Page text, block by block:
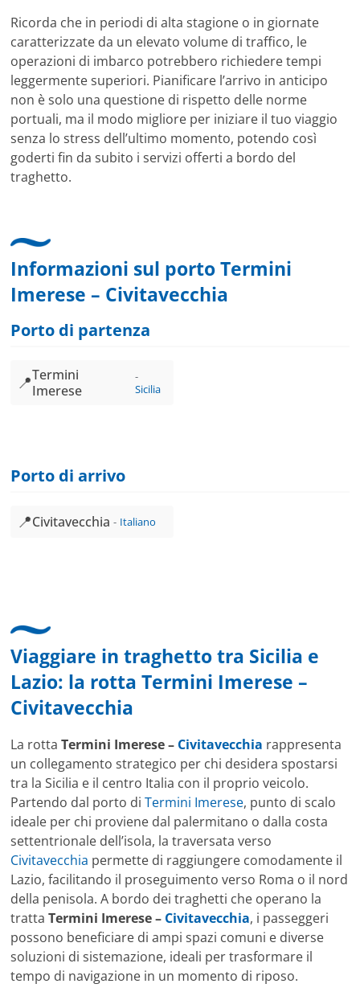
Ricorda che in periodi di alta stagione o in giornate
caratterizzate da un elevato volume di traffico, le
operazioni di imbarco potrebbero richiedere tempi
leggermente superiori. Pianificare l’arrivo in anticipo
non è solo una questione di rispetto delle norme
portuali, ma il modo migliore per iniziare il tuo viaggio
senza lo stress dell’ultimo momento, potendo così
goderti fin da subito i servizi offerti a bordo del
traghetto.
Informazioni sul porto Termini
Imerese – Civitavecchia
Porto di partenza
📍Termini
Imerese
Sicilia
Porto di arrivo
📍Civitavecchia Italiano
Viaggiare in traghetto tra Sicilia e
Lazio: la rottaTermini Imerese –
Civitavecchia
La rottaTermini Imerese – Civitavecchia rappresenta
un collegamento strategico per chi desidera spostarsi
tra la Sicilia e il centro Italia con il proprio veicolo.
Partendo dal porto diTermini Imerese, punto di scalo
ideale per chi proviene dal palermitano o dalla costa
settentrionale dell’isola, la traversata verso
Civitavecchia permette di raggiungere comodamente il
Lazio, facilitando il proseguimento verso Roma o il nord
della penisola. A bordo dei traghetti che operano la
trattaTermini Imerese – Civitavecchia, i passeggeri
possono beneficiare di ampi spazi comuni e diverse
soluzioni di sistemazione, ideali per trasformare il
tempo di navigazione in un momento di riposo.